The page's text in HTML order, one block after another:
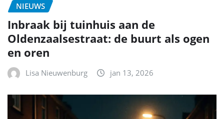
NIEUWS
Inbraak bij tuinhuis aan de
Oldenzaalsestraat: de buurt als ogen
en oren
Lisa Nieuwenburg jan 13, 2026